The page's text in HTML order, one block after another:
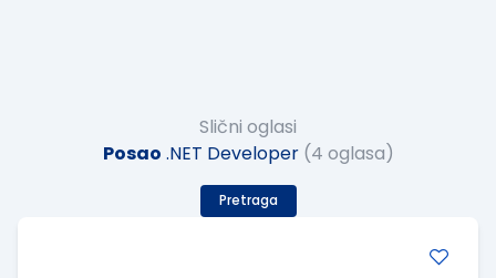
Slični oglasi
Posao .NET Developer (4 oglasa)
Pretraga